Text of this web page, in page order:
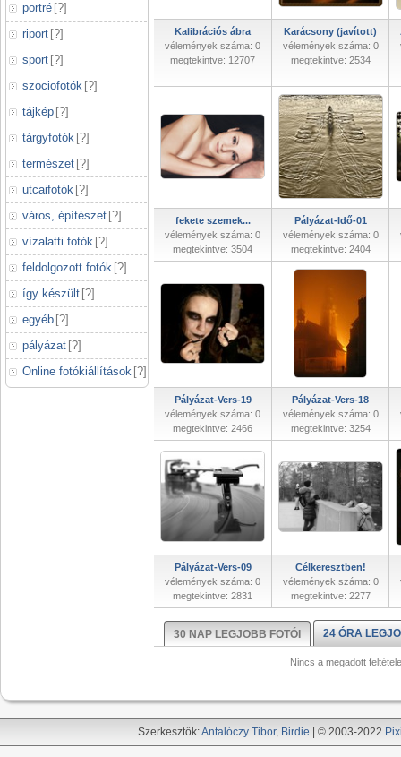
portré [?]
riport [?]
sport [?]
szociofotók [?]
tájkép [?]
tárgyfotók [?]
természet [?]
utcaifotók [?]
város, építészet [?]
vízalatti fotók [?]
feldolgozott fotók [?]
így készült [?]
egyéb [?]
pályázat [?]
Online fotókiállítások [?]
Kalibrációs ábra
vélemények száma: 0
megtekintve: 12707
Karácsony (javított)
vélemények száma: 0
megtekintve: 2534
fekete szemek...
vélemények száma: 0
megtekintve: 3504
Pályázat-Idő-01
vélemények száma: 0
megtekintve: 2404
Pályázat-Vers-19
vélemények száma: 0
megtekintve: 2466
Pályázat-Vers-18
vélemények száma: 0
megtekintve: 3254
Pályázat-Vers-09
vélemények száma: 0
megtekintve: 2831
Célkeresztben!
vélemények száma: 0
megtekintve: 2277
30 NAP LEGJOBB FOTÓI 24 ÓRA
Nincs a megadott
Szerkesztők:Antalóczy Tibor, Birdie | © 2003-2022